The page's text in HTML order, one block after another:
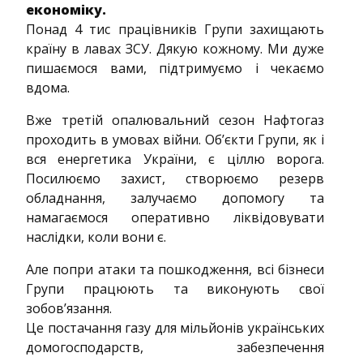
економіку.
Понад 4 тис працівників Групи захищають
країну в лавах ЗСУ. Дякую кожному. Ми дуже
пишаємося вами, підтримуємо і чекаємо
вдома.
Вже третій опалювальний сезон Нафтогаз
проходить в умовах війни. Об’єкти Групи, як і
вся енергетика України, є ціллю ворога.
Посилюємо захист, створюємо резерв
обладнання, залучаємо допомогу та
намагаємося оперативно ліквідовувати
наслідки, коли вони є.
Але попри атаки та пошкодження, всі бізнеси
Групи працюють та виконують свої
зобов’язання.
Це постачання газу для мільйонів українських
домогосподарств, забезпечення